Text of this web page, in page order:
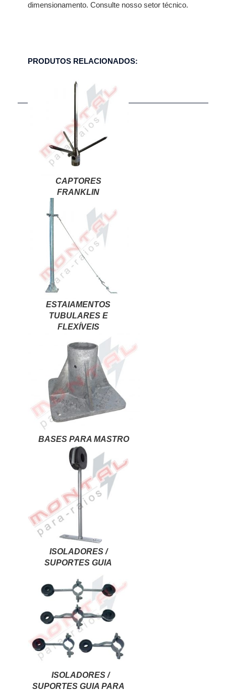
dimensionamento. Consulte nosso setor técnico.
PRODUTOS RELACIONADOS:
CAPTORES
FRANKLIN
ESTAIAMENTOS
TUBULARES E
FLEXÍVEIS
BASES PARA MASTRO
ISOLADORES /
SUPORTES GUIA
ISOLADORES /
SUPORTES GUIA PARA